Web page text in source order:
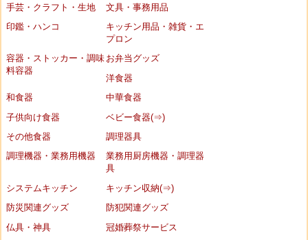
手芸・クラフト・生地
文具・事務用品
印鑑・ハンコ
キッチン用品・雑貨・エ
プロン
容器・ストッカー・調味
料容器
お弁当グッズ
洋食器
和食器
中華食器
子供向け食器
ベビー食器(⇒)
その他食器
調理器具
調理機器・業務用機器
業務用厨房機器・調理器
具
システムキッチン
キッチン収納(⇒)
防災関連グッズ
防犯関連グッズ
仏具・神具
冠婚葬祭サービス